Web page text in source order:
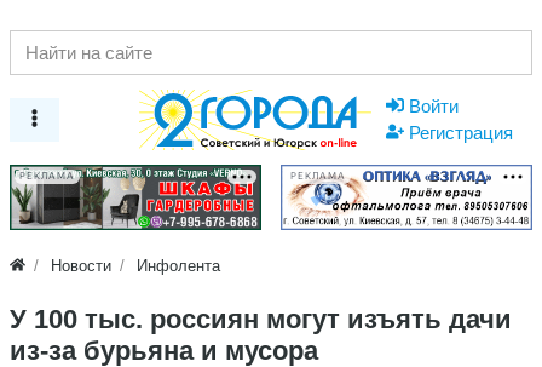
Войти
Регистрация
РЕКЛАМА РЕКЛАМА
Новости Инфолента
У 100 тыс. россиян могут изъять дачи
из-за бурьяна и мусора